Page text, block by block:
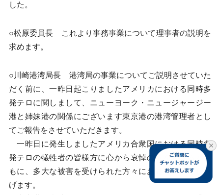
した。
○松原委員長 これより事務事業について理事者の説明を
求めます。
○川崎港湾局長 港湾局の事業についてご説明させていた
だく前に、一昨日起こりましたアメリカにおける同時多
発テロに関しまして、ニューヨーク・ニュージャージー
港と姉妹港の関係にございます東京港の港湾管理者とし
てご報告をさせていただきます。
一昨日に発生しましたアメリカ合衆国における同時多
発テロの犠牲者の皆様方に心から哀悼の意を表するとと
もに、多大な被害を受けられた方々にお見舞いを申し上
げます。